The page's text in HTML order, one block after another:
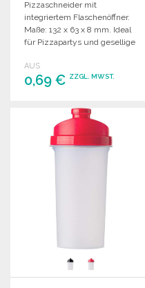
Pizzaschneider mit
integriertem Flaschenöffner.
Maße: 132 x 63 x 8 mm. Ideal
für Pizzapartys und gesellige
AUS
0,69 € ZZGL. MWST.
BESTELLEN
Angebot anfordern